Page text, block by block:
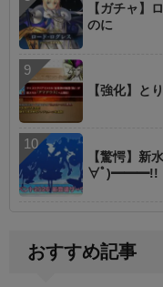
【ガチャ】
のに
【強化】と
【驚愕】
∀ﾟ)━━━!!
おすすめ記事